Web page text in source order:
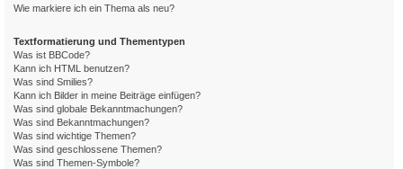
Wie markiere ich ein Thema als neu?
Textformatierung und Thementypen
Was ist BBCode?
Kann ich HTML benutzen?
Was sind Smilies?
Kann ich Bilder in meine Beiträge einfügen?
Was sind globale Bekanntmachungen?
Was sind Bekanntmachungen?
Was sind wichtige Themen?
Was sind geschlossene Themen?
Was sind Themen-Symbole?